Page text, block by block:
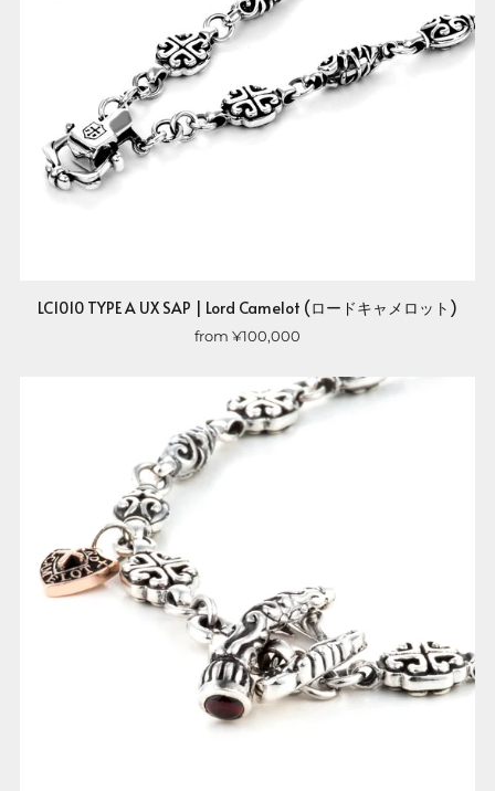
LC1010 TYPE A UX SAP | Lord Camelot (ロードキャメロット)
from ¥100,000